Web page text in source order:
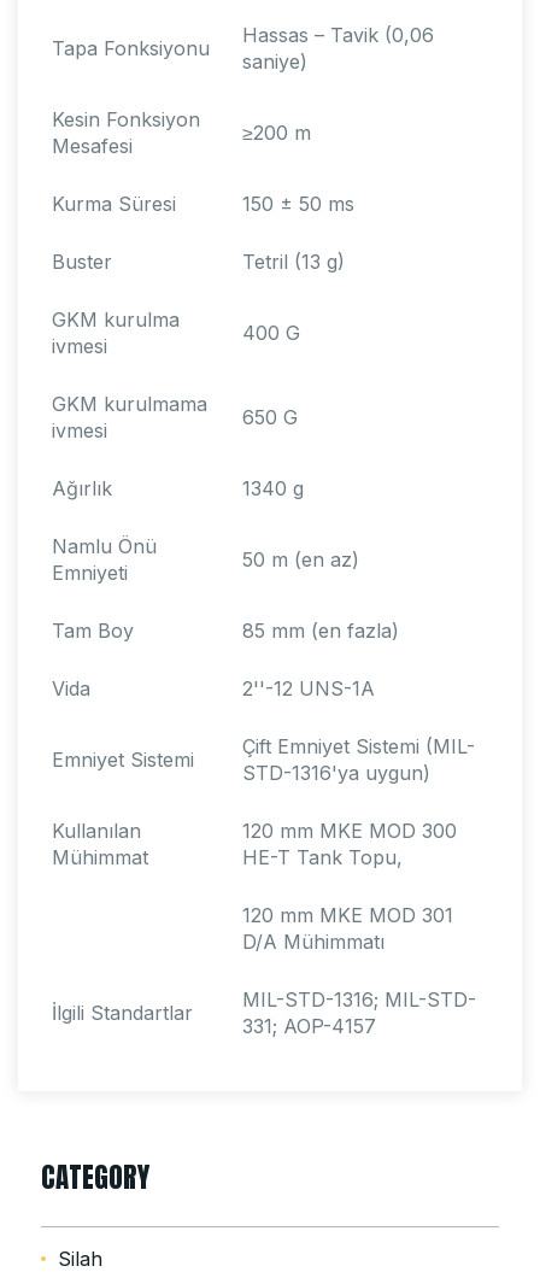
Tapa Fonksiyonu
Hassas – Tavik (0,06
saniye)
Kesin Fonksiyon
Mesafesi
≥200 m
Kurma Süresi 150 ± 50 ms
Buster Tetril (13 g)
GKM kurulma
ivmesi
400 G
GKM kurulmama
ivmesi
650 G
Ağırlık 1340 g
Namlu Önü
Emniyeti
50 m (en az)
Tam Boy 85 mm (en fazla)
Vida 2''-12 UNS-1A
Emniyet Sistemi
Çift Emniyet Sistemi (MIL-
STD-1316'ya uygun)
Kullanılan
Mühimmat
120 mm MKE MOD 300
HE-T Tank Topu,
120 mm MKE MOD 301
D/A Mühimmatı
İlgili Standartlar
MIL-STD-1316; MIL-STD-
331; AOP-4157
CATEGORY
Silah